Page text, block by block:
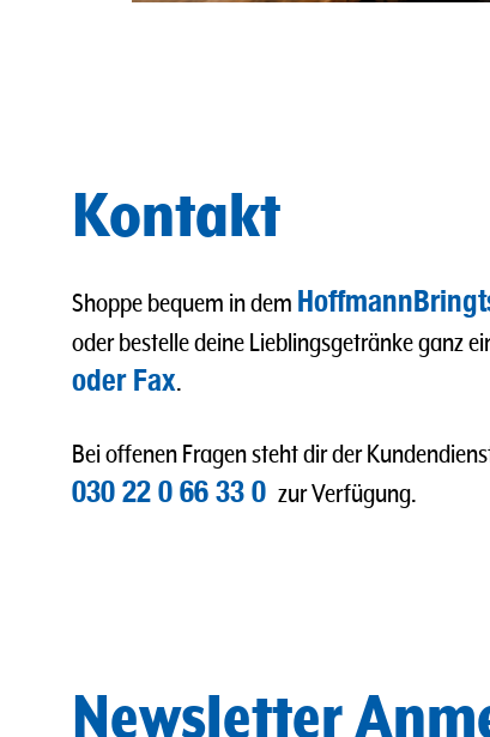
Kontakt
Shoppe bequem in dem
oder bestelle deine Lieblingsgetränke ganz
oder Fax.
Bei offenen Fragen steht dir der
030 22 0 66 33 0 zur Verfügung.
Newsletter